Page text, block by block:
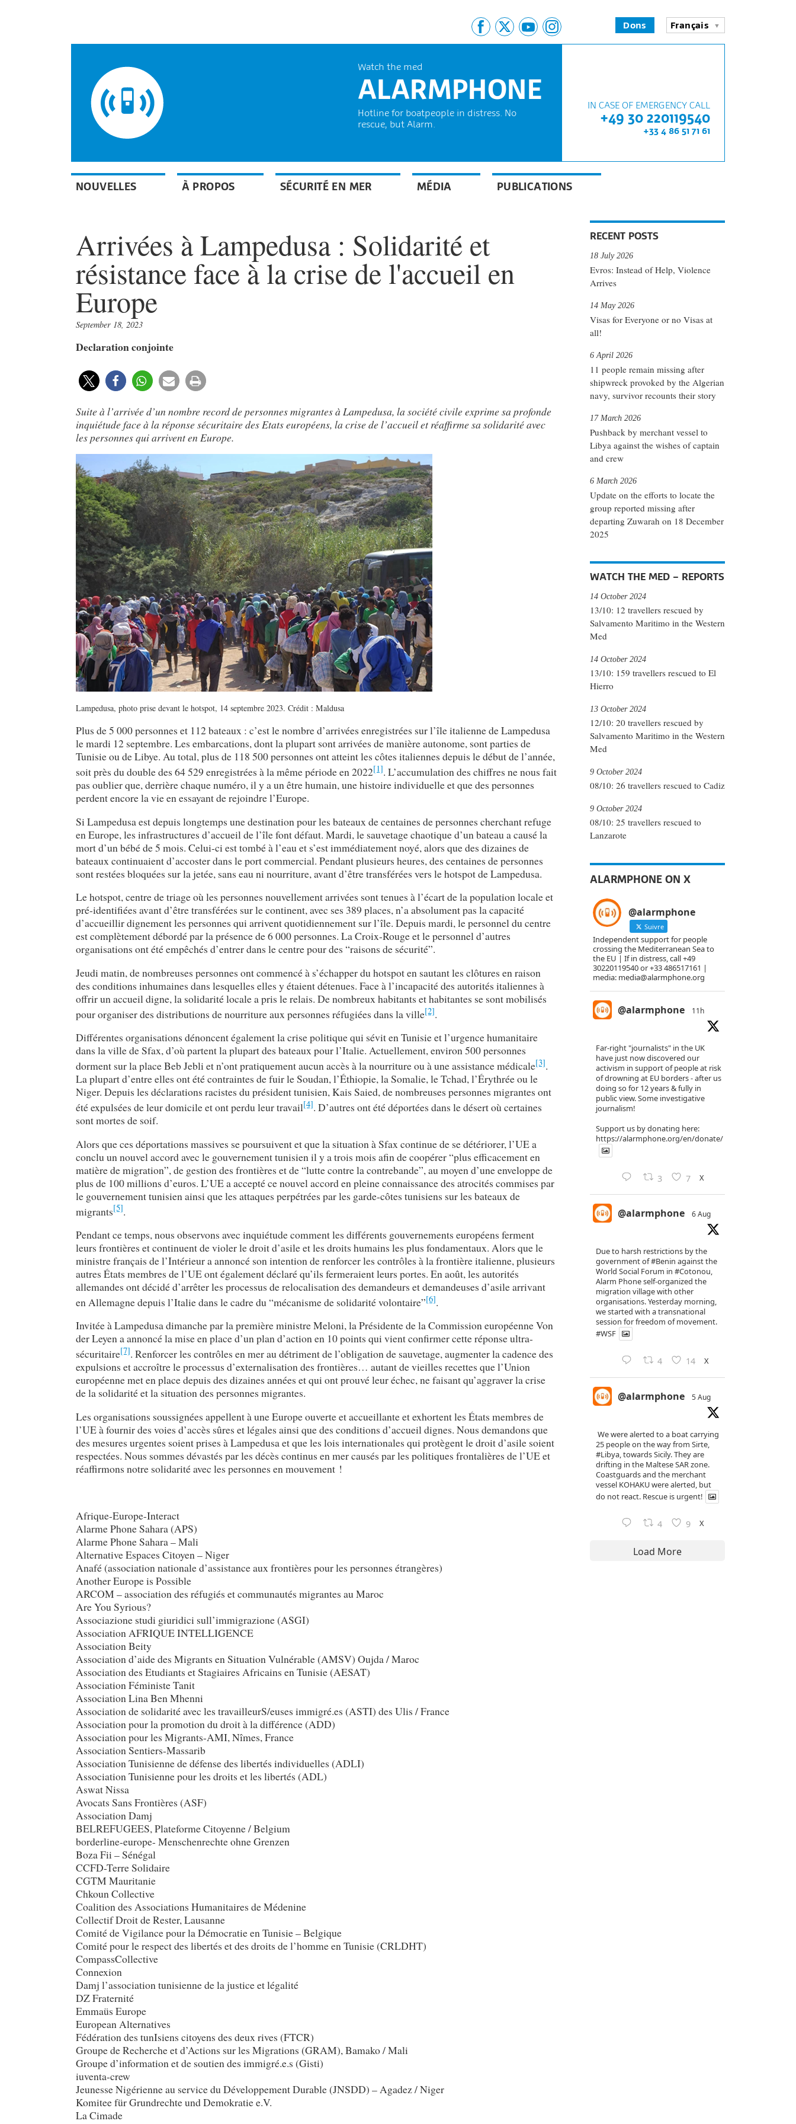
Dons Français
IN CASE OF EMERGENCY CALL
+49 30 220119540
+33 4 86 51 71 61
Watch the med
ALARMPHONE
Hotline for boatpeople in distress. No
rescue, but Alarm.
NOUVELLES À PROPOS SÉCURITÉ EN MER MÉDIA PUBLICATIONS
Arrivées à Lampedusa : Solidarité et
résistance face à la crise de l'accueil en
Europe
September 18, 2023
Declaration conjointe
Suite à l’arrivée d’un nombre record de personnes migrantes à Lampedusa, la société civile exprime sa profonde
inquiétude face à la réponse sécuritaire des Etats européens, la crise de l’accueil et réaffirme sa solidarité avec
les personnes qui arrivent en Europe.
Lampedusa, photo prise devant le hotspot, 14 septembre 2023. Crédit : Maldusa
Plus de 5 000 personnes et 112 bateaux : c’est le nombre d’arrivées enregistrées sur l’île italienne de Lampedusa
le mardi 12 septembre. Les embarcations, dont la plupart sont arrivées de manière autonome, sont parties de
Tunisie ou de Libye. Au total, plus de 118 500 personnes ont atteint les côtes italiennes depuis le début de l’année,
soit près du double des 64 529 enregistrées à la même période en 2022[1]. L’accumulation des chiffres ne nous fait
pas oublier que, derrière chaque numéro, il y a un être humain, une histoire individuelle et que des personnes
perdent encore la vie en essayant de rejoindre l’Europe.
Si Lampedusa est depuis longtemps une destination pour les bateaux de centaines de personnes cherchant refuge
en Europe, les infrastructures d’accueil de l’île font défaut. Mardi, le sauvetage chaotique d’un bateau a causé la
mort d’un bébé de 5 mois. Celui-ci est tombé à l’eau et s’est immédiatement noyé, alors que des dizaines de
bateaux continuaient d’accoster dans le port commercial. Pendant plusieurs heures, des centaines de personnes
sont restées bloquées sur la jetée, sans eau ni nourriture, avant d’être transférées vers le hotspot de Lampedusa.
Le hotspot, centre de triage où les personnes nouvellement arrivées sont tenues à l’écart de la population locale et
pré-identifiées avant d’être transférées sur le continent, avec ses 389 places, n’a absolument pas la capacité
d’accueillir dignement les personnes qui arrivent quotidiennement sur l’île. Depuis mardi, le personnel du centre
est complètement débordé par la présence de 6 000 personnes. La Croix-Rouge et le personnel d’autres
organisations ont été empêchés d’entrer dans le centre pour des “raisons de sécurité”.
Jeudi matin, de nombreuses personnes ont commencé à s’échapper du hotspot en sautant les clôtures en raison
des conditions inhumaines dans lesquelles elles y étaient détenues. Face à l’incapacité des autorités italiennes à
offrir un accueil digne, la solidarité locale a pris le relais. De nombreux habitants et habitantes se sont mobilisés
pour organiser des distributions de nourriture aux personnes réfugiées dans la ville[2].
Différentes organisations dénoncent également la crise politique qui sévit en Tunisie et l’urgence humanitaire
dans la ville de Sfax, d’où partent la plupart des bateaux pour l’Italie. Actuellement, environ 500 personnes
dorment sur la place Beb Jebli et n’ont pratiquement aucun accès à la nourriture ou à une assistance médicale[3].
La plupart d’entre elles ont été contraintes de fuir le Soudan, l’Éthiopie, la Somalie, le Tchad, l’Érythrée ou le
Niger. Depuis les déclarations racistes du président tunisien, Kais Saied, de nombreuses personnes migrantes ont
été expulsées de leur domicile et ont perdu leur travail[4]. D’autres ont été déportées dans le désert où certaines
sont mortes de soif.
Alors que ces déportations massives se poursuivent et que la situation à Sfax continue de se détériorer, l’UE a
conclu un nouvel accord avec le gouvernement tunisien il y a trois mois afin de coopérer “plus efficacement en
matière de migration”, de gestion des frontières et de “lutte contre la contrebande”, au moyen d’une enveloppe de
plus de 100 millions d’euros. L’UE a accepté ce nouvel accord en pleine connaissance des atrocités commises par
le gouvernement tunisien ainsi que les attaques perpétrées par les garde-côtes tunisiens sur les bateaux de
migrants[5].
Pendant ce temps, nous observons avec inquiétude comment les différents gouvernements européens ferment
leurs frontières et continuent de violer le droit d’asile et les droits humains les plus fondamentaux. Alors que le
ministre français de l’Intérieur a annoncé son intention de renforcer les contrôles à la frontière italienne, plusieurs
autres États membres de l’UE ont également déclaré qu’ils fermeraient leurs portes. En août, les autorités
allemandes ont décidé d’arrêter les processus de relocalisation des demandeurs et demandeuses d’asile arrivant
en Allemagne depuis l’Italie dans le cadre du “mécanisme de solidarité volontaire”[6].
Invitée à Lampedusa dimanche par la première ministre Meloni, la Présidente de la Commission européenne Von
der Leyen a annoncé la mise en place d’un plan d’action en 10 points qui vient confirmer cette réponse ultra-
sécuritaire[7]. Renforcer les contrôles en mer au détriment de l’obligation de sauvetage, augmenter la cadence des
expulsions et accroître le processus d’externalisation des frontières… autant de vieilles recettes que l’Union
européenne met en place depuis des dizaines années et qui ont prouvé leur échec, ne faisant qu’aggraver la crise
de la solidarité et la situation des personnes migrantes.
Les organisations soussignées appellent à une Europe ouverte et accueillante et exhortent les États membres de
l’UE à fournir des voies d’accès sûres et légales ainsi que des conditions d’accueil dignes. Nous demandons que
des mesures urgentes soient prises à Lampedusa et que les lois internationales qui protègent le droit d’asile soient
respectées. Nous sommes dévastés par les décès continus en mer causés par les politiques frontalières de l’UE et
réaffirmons notre solidarité avec les personnes en mouvement !
Afrique-Europe-Interact
Alarme Phone Sahara (APS)
Alarme Phone Sahara – Mali
Alternative Espaces Citoyen – Niger
Anafé (association nationale d’assistance aux frontières pour les personnes étrangères)
Another Europe is Possible
ARCOM – association des réfugiés et communautés migrantes au Maroc
Are You Syrious?
Associazione studi giuridici sull’immigrazione (ASGI)
Association AFRIQUE INTELLIGENCE
Association Beity
Association d’aide des Migrants en Situation Vulnérable (AMSV) Oujda / Maroc
Association des Etudiants et Stagiaires Africains en Tunisie (AESAT)
Association Féministe Tanit
Association Lina Ben Mhenni
Association de solidarité avec les travailleurS/euses immigré.es (ASTI) des Ulis / France
Association pour la promotion du droit à la différence (ADD)
Association pour les Migrants-AMI, Nîmes, France
Association Sentiers-Massarib
Association Tunisienne de défense des libertés individuelles (ADLI)
Association Tunisienne pour les droits et les libertés (ADL)
Aswat Nissa
Avocats Sans Frontières (ASF)
Association Damj
BELREFUGEES, Plateforme Citoyenne / Belgium
borderline-europe- Menschenrechte ohne Grenzen
Boza Fii – Sénégal
CCFD-Terre Solidaire
CGTM Mauritanie
Chkoun Collective
Coalition des Associations Humanitaires de Médenine
Collectif Droit de Rester, Lausanne
Comité de Vigilance pour la Démocratie en Tunisie – Belgique
Comité pour le respect des libertés et des droits de l’homme en Tunisie (CRLDHT)
CompassCollective
Connexion
Damj l’association tunisienne de la justice et légalité
DZ Fraternité
Emmaüs Europe
European Alternatives
Fédération des tunIsiens citoyens des deux rives (FTCR)
Groupe de Recherche et d’Actions sur les Migrations (GRAM), Bamako / Mali
Groupe d’information et de soutien des immigré.e.s (Gisti)
iuventa-crew
Jeunesse Nigérienne au service du Développement Durable (JNSDD) – Agadez / Niger
Komitee für Grundrechte und Demokratie e.V.
La Cimade
RECENT POSTS
Evros: Instead of Help, Violence
Arrives
18 July 2026
Visas for Everyone or no Visas at
all!
14 May 2026
11 people remain missing after
shipwreck provoked by the Algerian
navy, survivor recounts their story
6 April 2026
Pushback by merchant vessel to
Libya against the wishes of captain
and crew
17 March 2026
Update on the efforts to locate the
group reported missing after
departing Zuwarah on 18 December
2025
6 March 2026
WATCH THE MED – REPORTS
13/10: 12 travellers rescued by
Salvamento Maritimo in the Western
Med
14 October 2024
13/10: 159 travellers rescued to El
Hierro
14 October 2024
12/10: 20 travellers rescued by
Salvamento Maritimo in the Western
Med
13 October 2024
08/10: 26 travellers rescued to Cadiz
9 October 2024
08/10: 25 travellers rescued to
Lanzarote
9 October 2024
ALARMPHONE ON X
@alarmphone
Suivre
Independent support for people
crossing the Mediterranean Sea to
the EU | If in distress, call +49
30220119540 or +33 486517161 |
media: media@alarmphone.org
@alarmphone 11h
Far-right "journalists" in the UK
have just now discovered our
activism in support of people at risk
of drowning at EU borders - after us
doing so for 12 years & fully in
public view. Some investigative
journalism!
Support us by donating here:
https://alarmphone.org/en/donate/
3 7 X
@alarmphone 6 Aug
Due to harsh restrictions by the
government of#Benin against the
World Social Forum in #Cotonou,
Alarm Phone self-organized the
migration village with other
organisations. Yesterday morning,
we started with a transnational
session for freedom of movement.
#WSF
4 14 X
@alarmphone 5 Aug
We were alerted to a boat carrying
25 people on the way from Sirte,
#Libya, towards Sicily. They are
drifting in the Maltese SAR zone.
Coastguards and the merchant
vessel KOHAKU were alerted, but
do not react. Rescue is urgent!
4 9 X
Load More